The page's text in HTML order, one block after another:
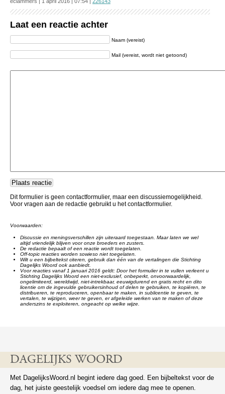
Laat een reactie achter
Naam (vereist)
Mail (vereist, wordt niet getoond)
Dit formulier is geen contactformulier, maar een discussiemogelijkheid.
Voor vragen aan de redactie gebruikt u het contactformulier.
Voorwaarden:
Discussie en meningsverschillen zijn uiteraard toegestaan. Maar laten we wel
altijd vriendelijk blijven voor onze broeders en zusters.
De redactie bepaalt of een reactie wordt toegelaten.
Off-topic reacties worden sowieso niet toegelaten.
Wilt u een bijbeltekst citeren, gebruik dan één van de vertalingen die Stichting
Dagelijks Woord ook aanbiedt.
Voor reacties vanaf 1 januari 2016 geldt: Door het formulier in te vullen verleent u
Stichting Dagelijks Woord een niet-exclusief, onbeperkt, onvoorwaardelijk,
ongelimiteerd, wereldwijd, niet-intrekbaar, eeuwigdurend en gratis recht en dito
licentie om de ingevulde gebruikersinhoud of delen te gebruiken, te kopiëren, te
distribueren, te reproduceren, openbaar te maken, in sublicentie te geven, te
vertalen, te wijzigen, weer te geven, er afgeleide werken van te maken of deze
anderszins te exploiteren, ongeacht op welke wijze.
DAGELIJKS WOORD
Met DagelijksWoord.nl begint iedere dag goed. Een bijbeltekst voor de
dag, het juiste geestelijk voedsel om iedere dag mee te openen.